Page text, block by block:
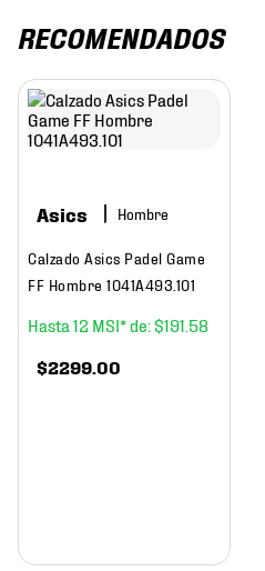
RECOMENDADOS
Asics Hombre
Calzado Asics Padel Game
FF Hombre 1041A493.101
12 $191 58
$2299 00